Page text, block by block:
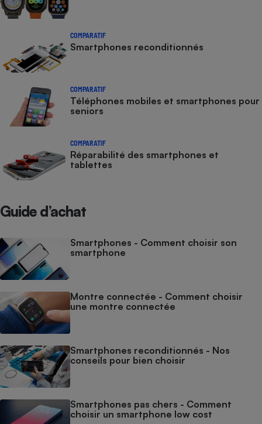
COMPARATIF
Smartphones reconditionnés
COMPARATIF
Téléphones mobiles et smartphones pour
seniors
COMPARATIF
Réparabilité des smartphones et
tablettes
Guide d’achat
Smartphones - Comment choisir son
smartphone
Montre connectée - Comment choisir
une montre connectée
Smartphones reconditionnés - Nos
conseils pour bien choisir
Smartphones pas chers - Comment
choisir un smartphone low cost